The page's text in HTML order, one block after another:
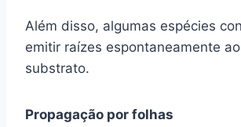
Além disso, algumas espécies
emitir raízes espontaneamente
substrato.
Propagação por folhas